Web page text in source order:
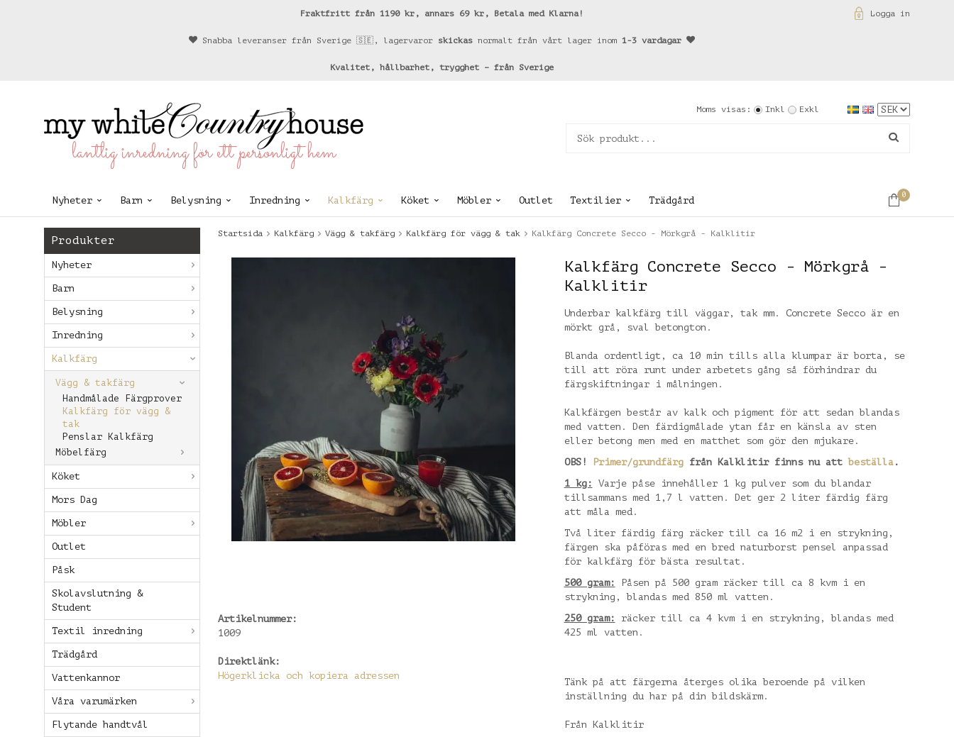
Logga in
Fraktfritt från 1190 kr, annars 69 kr, Betala med Klarna!
Snabba leveranser från Sverige 🇸🇪, lagervaror skickas normalt från vårt lager inom 1-3 vardagar
Kvalitet, hållbarhet, trygghet – från Sverige
lantlig inredning för ett personligt hem
Moms visas: Inkl Exkl
Nyheter Barn Belysning Inredning Kalkfärg Köket Möbler Outlet Textilier Trädgård
0
Produkter
Nyheter
Barn
Belysning
Inredning
Kalkfärg
Vägg & takfärg
Handmålade Färgprover
Kalkfärg för vägg &
tak
Penslar Kalkfärg
Möbelfärg
Köket
Mors Dag
Möbler
Outlet
Påsk
Skolavslutning &
Student
Textil inredning
Trädgård
Vattenkannor
Våra varumärken
Flytande handtvål
Startsida Kalkfärg Vägg & takfärg Kalkfärg för vägg & tak Kalkfärg Concrete Secco - Mörkgrå - Kalklitir
Kalkfärg Concrete Secco - Mörkgrå -
Kalklitir
Underbar kalkfärg till väggar, tak mm. Concrete Secco är en
mörkt grå, sval betongton.
Blanda ordentligt, ca 10 min tills alla klumpar är borta, se
till att röra runt under arbetets gång så förhindrar du
färgskiftningar i målningen.
Kalkfärgen består av kalk och pigment för att sedan blandas
med vatten. Den färdigmålade ytan får en känsla av sten
eller betong men med en matthet som gör den mjukare.
OBS!
Primer/grundfärgfrån Kalklitir finns nu attbeställa.
1 kg: Varje påse innehåller 1 kg pulver som du blandar
tillsammans med 1,7 l vatten. Det ger 2 liter färdig färg
att måla med.
Två liter färdig färg räcker till ca 16 m2 i en strykning,
färgen ska påföras med en bred naturborst pensel anpassad
för kalkfärg för bästa resultat.
500 gram: Påsen på 500 gram räcker till ca 8 kvm i en
strykning, blandas med 850 ml vatten.
250 gram: räcker till ca 4 kvm i en strykning, blandas med
425 ml vatten.
Tänk på att färgerna återges olika beroende på vilken
inställning du har på din bildskärm.
Från Kalklitir
Artikelnummer:
1009
Direktlänk:
Högerklicka och kopiera adressen